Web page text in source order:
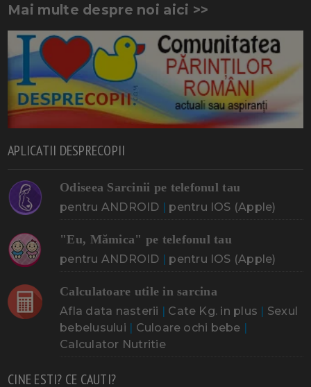
Mai multe despre noi aici >>
APLICATII DESPRECOPII
Odiseea Sarcinii pe telefonul tau
pentru ANDROID | pentru IOS (Apple)
"Eu, Mămica" pe telefonul tau
pentru ANDROID | pentru IOS (Apple)
Calculatoare utile in sarcina
Afla data nasterii | Cate Kg. in plus | Sexul
bebelusului | Culoare ochi bebe |
Calculator Nutritie
CINE ESTI? CE CAUTI?